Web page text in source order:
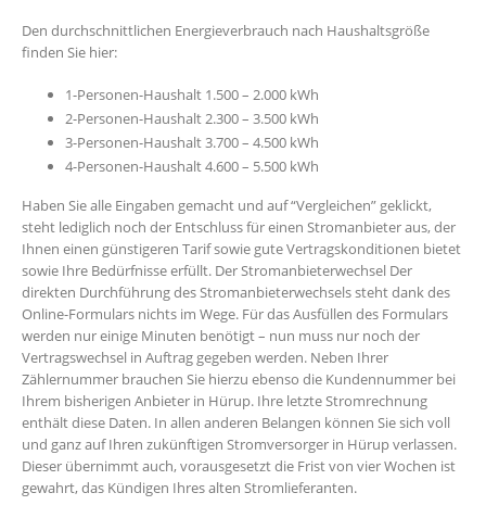
Den durchschnittlichen Energieverbrauch nach Haushaltsgröße
finden Sie hier:
1-Personen-Haushalt 1.500 – 2.000 kWh
2-Personen-Haushalt 2.300 – 3.500 kWh
3-Personen-Haushalt 3.700 – 4.500 kWh
4-Personen-Haushalt 4.600 – 5.500 kWh
Haben Sie alle Eingaben gemacht und auf “Vergleichen” geklickt,
steht lediglich noch der Entschluss für einen Stromanbieter aus, der
Ihnen einen günstigeren Tarif sowie gute Vertragskonditionen bietet
sowie Ihre Bedürfnisse erfüllt. Der Stromanbieterwechsel Der
direkten Durchführung des Stromanbieterwechsels steht dank des
Online-Formulars nichts im Wege. Für das Ausfüllen des Formulars
werden nur einige Minuten benötigt – nun muss nur noch der
Vertragswechsel in Auftrag gegeben werden. Neben Ihrer
Zählernummer brauchen Sie hierzu ebenso die Kundennummer bei
Ihrem bisherigen Anbieter in Hürup. Ihre letzte Stromrechnung
enthält diese Daten. In allen anderen Belangen können Sie sich voll
und ganz auf Ihren zukünftigen Stromversorger in Hürup verlassen.
Dieser übernimmt auch, vorausgesetzt die Frist von vier Wochen ist
gewahrt, das Kündigen Ihres alten Stromlieferanten.